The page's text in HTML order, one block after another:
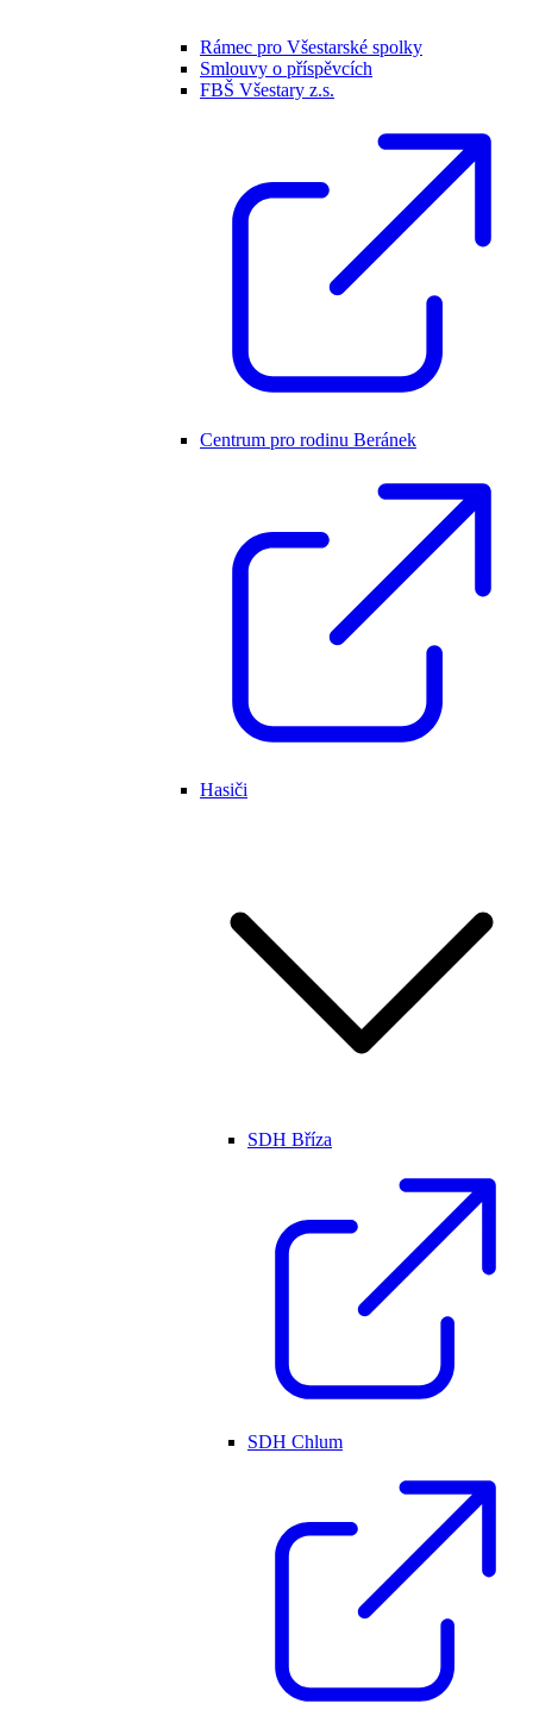
Rámec pro Všestarské spolky
Smlouvy o příspěvcích
FBŠ Všestary z.s.
Centrum pro rodinu Beránek
Hasiči
SDH Bříza
SDH Chlum